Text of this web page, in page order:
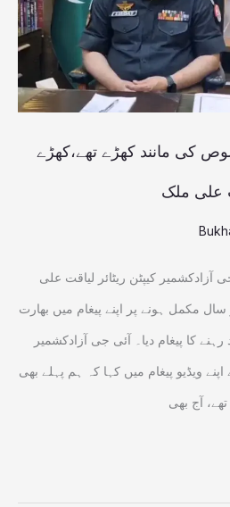
کی مانند کھڑے تھے،کھڑے
علی ملک
آزادکشمیر کیپٹن ریٹائر لیاقت علی
مکمل ہونے پر اپنے پیغام میں بھارت
کا پیغام دیا۔ آئی جی آزادکشمیر
ویڈیو پیغام میں کہا کہ ہم پہلے بھی
آج بھی